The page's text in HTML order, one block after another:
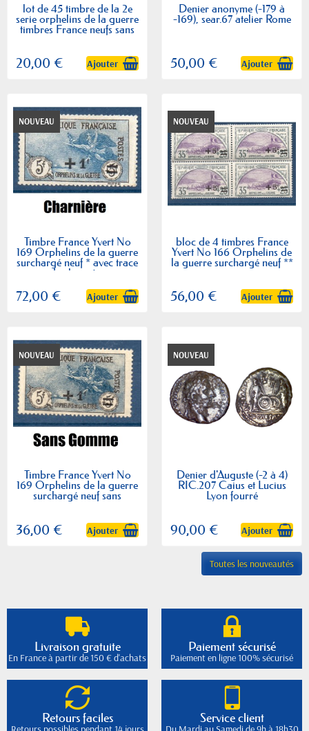
lot de 45 timbre de la 2e
serie orphelins de la guerre
timbres France neufs sans
20,00 € Ajouter
Denier anonyme (-179 à
-169), sear.67 atelier Rome
50,00 € Ajouter
NOUVEAU
Timbre France Yvert No
169 Orphelins de la guerre
surchargé neuf * avec trace
de charnière
72,00 € Ajouter
NOUVEAU
bloc de 4 timbres France
Yvert No 166 Orphelins de
la guerre surchargé neuf **
56,00 € Ajouter
NOUVEAU
Timbre France Yvert No
169 Orphelins de la guerre
surchargé neuf sans
gomme
36,00 € Ajouter
NOUVEAU
Denier d'Auguste (-2 à 4)
RIC.207 Caius et Lucius
Lyon fourré
90,00 € Ajouter
Toutes les nouveautés
Livraison gratuite
En France à partir de 150 € d'achats
Paiement sécurisé
Paiement en ligne 100% sécurisé
Retours faciles Service client